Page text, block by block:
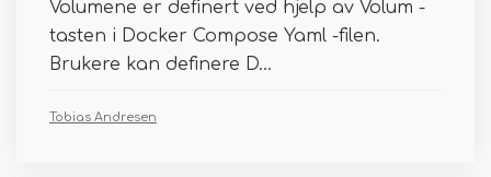
Volumene er definert ved hjelp av Volum -
tasten i Docker Compose Yaml -filen.
Brukere kan definere D...
Tobias Andresen